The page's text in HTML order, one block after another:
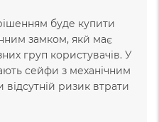
буде купити
замком, якй має
груп користувачів. У
сейфи з механічним
ризик втрати